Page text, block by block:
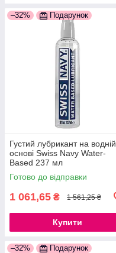
–32% Подарунок
Густий лубрикант на водній
основі Swiss Navy Water-
Based 237 мл
777Store.com.ua
Готово до відправки
1 061,65 ₴ 1 561,25 ₴
Купити
–32% Подарунок